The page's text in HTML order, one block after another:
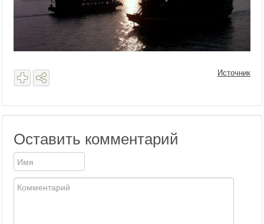
Источник
Оставить комментарий